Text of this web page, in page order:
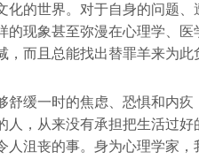
化的世界。对于自身的问题
的现象甚至弥漫在心理学、
，而且总能找出替罪羊来为此
舒缓一时的焦虑、恐惧和内
人，从来没有承担把生活过
人沮丧的事。身为心理学家